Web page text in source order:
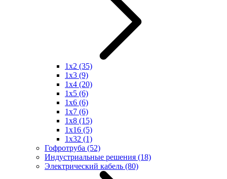
1x2 (35)
1x3 (9)
1x4 (20)
1x5 (6)
1x6 (6)
1x7 (6)
1x8 (15)
1x16 (5)
1x32 (1)
Гофротруба (52)
Индустриальные решения (18)
Электрический кабель (80)